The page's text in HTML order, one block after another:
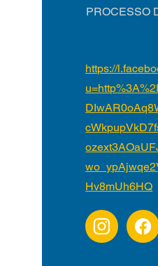
PROCESSO
https://
Hv8mUh6HQ